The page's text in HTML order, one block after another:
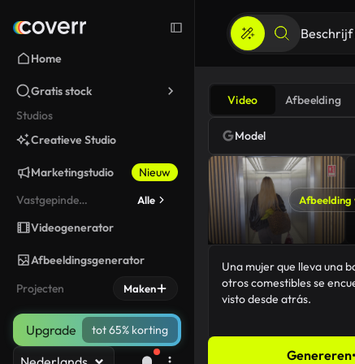
Home
Gratis stock
Studios
Creatieve Studio
Marketingstudio
Nieuw
Vastgepinde
Alle
Videogenerator
Afbeeldingsgenerator
Projecten
Maken
Upgrade tot 65% korting
Video Afbeelding
Model
Afbeelding
Genereren•